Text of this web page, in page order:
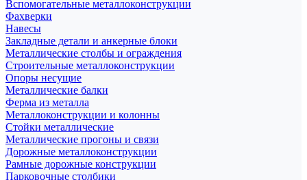
Вспомогательные металлоконструкции
Фахверки
Навесы
Закладные детали и анкерные блоки
Металлические столбы и ограждения
Строительные металлоконструкции
Опоры несущие
Металлические балки
Ферма из металла
Металлоконструкции и колонны
Стойки металлические
Металлические прогоны и связи
Дорожные металлоконструкции
Рамные дорожные конструкции
Парковочные столбики